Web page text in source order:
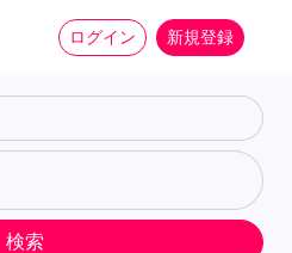
ログイン 新規登録
検索